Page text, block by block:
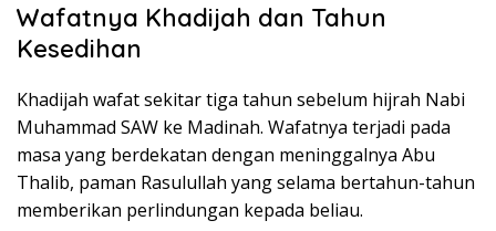
Wafatnya Khadijah dan Tahun
Kesedihan
Khadijah wafat sekitar tiga tahun sebelum hijrah Nabi
Muhammad SAW ke Madinah. Wafatnya terjadi pada
masa yang berdekatan dengan meninggalnya Abu
Thalib, paman Rasulullah yang selama bertahun-tahun
memberikan perlindungan kepada beliau.